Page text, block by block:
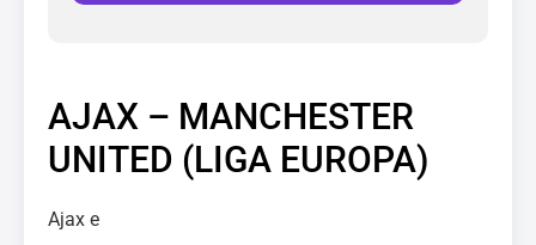
AJAX – MANCHESTER
UNITED (LIGA EUROPA)
Ajax e